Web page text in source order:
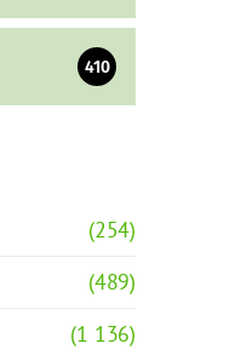
410
(254)
(489)
(1 136)